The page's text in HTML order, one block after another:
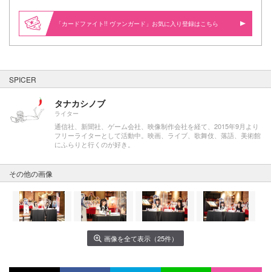
「カードファイト!! ヴァンガード」お気に入り登録はこちら
SPICER
タナカシノブ
ライター
通信社、新聞社、ゲーム会社、映像制作会社を経て、2015年9月より
フリーライターとして活動中。映画、ライブ、歌舞伎、落語、美術館
にふらりと行くのが好き。
その他の画像
画像を全て表示（25件）